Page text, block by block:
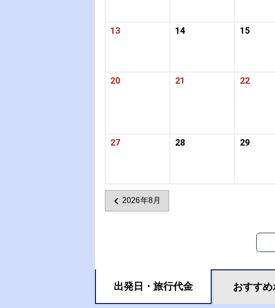
13 14 15
20 21 22
27 28 29
2026年8月
出発日・ 旅行代金 おすすめ